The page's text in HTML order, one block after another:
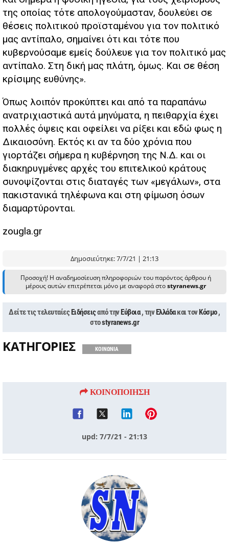
της οποίας τότε απολογούμασταν, δουλεύει σε
θέσεις πολιτικού προϊσταμένου για τον πολιτικό
μας αντίπαλο, σημαίνει ότι και τότε που
κυβερνούσαμε εμείς δούλευε για τον πολιτικό μας
αντίπαλο. Στη δική μας πλάτη, όμως. Και σε θέση
κρίσιμης ευθύνης».
Όπως λοιπόν προκύπτει και από τα παραπάνω
ανατριχιαστικά αυτά μηνύματα, η πειθαρχία έχει
πολλές όψεις και οφείλει να ρίξει και εδώ φως η
Δικαιοσύνη. Εκτός κι αν τα δύο χρόνια που
γιορτάζει σήμερα η κυβέρνηση της Ν.Δ. και οι
διακηρυγμένες αρχές του επιτελικού κράτους
συνοψίζονται στις διαταγές των «μεγάλων», στα
πακιστανικά τηλέφωνα και στη φίμωση όσων
διαμαρτύρονται.
zougla.gr
Δημοσιεύτηκε: 7/7/21 | 21:13
Προσοχή! Η αναδημοσίευση πληροφοριών του παρόντος άρθρου ή
μέρους αυτών επιτρέπεται μόνο με αναφορά στοstyranews.gr
Δείτε τις τελευταίεςΕιδήσειςαπό τηνΕύβοια , τηνΕλλάδακαι τονΚόσμο,
στοstyranews.gr
ΚΑΤΗΓΟΡΙΕΣ ΚΟΙΝΩΝΙΑ
ΚΟΙΝΟΠΟΙΗΣΗ
upd: 7/7/21 - 21:13